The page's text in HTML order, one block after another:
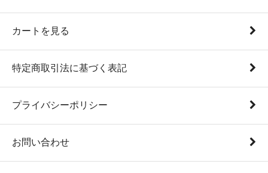
カートを見る
特定商取引法に基づく表記
プライバシーポリシー
お問い合わせ